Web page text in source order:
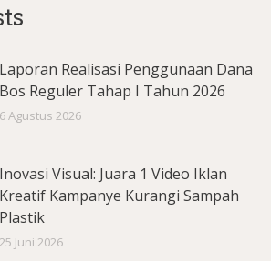
Laporan Realisasi Penggunaan Dana
Bos Reguler Tahap I Tahun 2026
6 Agustus 2026
Inovasi Visual: Juara 1 Video Iklan
Kreatif Kampanye Kurangi Sampah
Plastik
25 Juni 2026